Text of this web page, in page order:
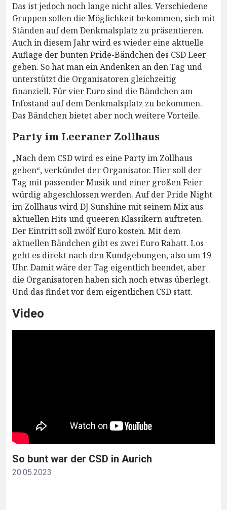
Das ist jedoch noch lange nicht alles. Verschiedene
Gruppen sollen die Möglichkeit bekommen, sich mit
Ständen auf dem Denkmalsplatz zu präsentieren.
Auch in diesem Jahr wird es wieder eine aktuelle
Auflage der bunten Pride-Bändchen des CSD Leer
geben. So hat man ein Andenken an den Tag und
unterstützt die Organisatoren gleichzeitig
finanziell. Für vier Euro sind die Bändchen am
Infostand auf dem Denkmalsplatz zu bekommen.
Das Bändchen bietet aber noch weitere Vorteile.
Party im Leeraner Zollhaus
„Nach dem CSD wird es eine Party im Zollhaus
geben“, verkündet der Organisator. Hier soll der
Tag mit passender Musik und einer großen Feier
würdig abgeschlossen werden. Auf der Pride Night
im Zollhaus wird DJ Sunshine mit seinem Mix aus
aktuellen Hits und queeren Klassikern auftreten.
Der Eintritt soll zwölf Euro kosten. Mit dem
aktuellen Bändchen gibt es zwei Euro Rabatt. Los
geht es direkt nach den Kundgebungen, also um 19
Uhr. Damit wäre der Tag eigentlich beendet, aber
die Organisatoren haben sich noch etwas überlegt.
Und das findet vor dem eigentlichen CSD statt.
Video
So bunt war der CSD in Aurich
20.05.2023